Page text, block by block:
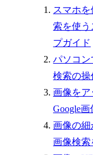
スマホを
索を使う
プガイド
パソコン
検索の操
画像をア
Google画
画像の細
画像検索